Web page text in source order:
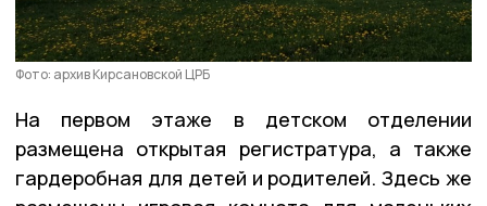
Фото: архив Кирсановской ЦРБ
На первом этаже в детском отделении
размещена открытая регистратура, а также
гардеробная для детей и родителей. Здесь же